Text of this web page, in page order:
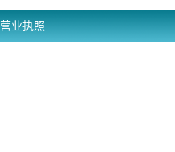
营业执照